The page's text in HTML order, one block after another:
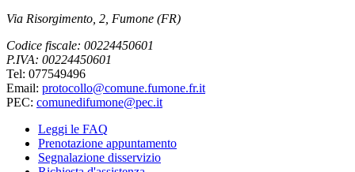
Via Risorgimento, 2, Fumone (FR)
Codice fiscale: 00224450601
P.IVA: 00224450601
Tel: 077549496
Email: protocollo@comune.fumone.fr.it
PEC: comunedifumone@pec.it
Leggi le FAQ
Prenotazione appuntamento
Segnalazione disservizio